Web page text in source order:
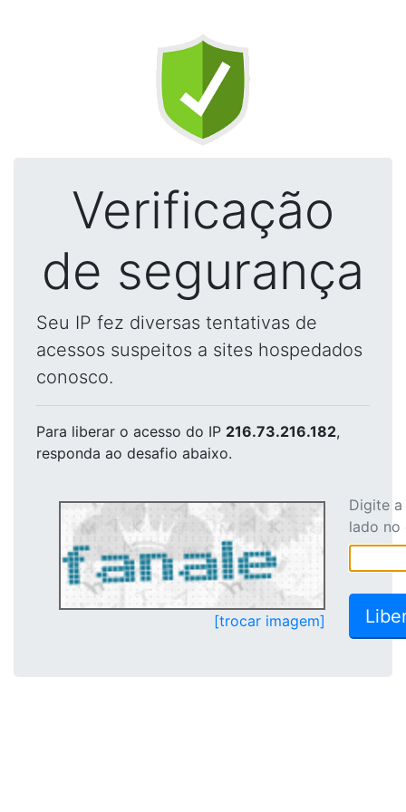
Verificação
de segurança
Seu IP fez diversas tentativas de
acessos suspeitos a sites hospedados
conosco.
Para liberar o acesso do IP 216.73.216.182,
responda ao desafio abaixo.
[trocar imagem]
Digite
lado no